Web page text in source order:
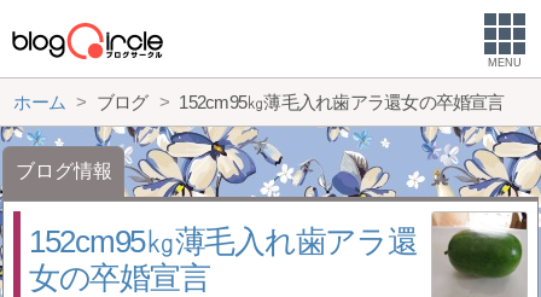
MENU
ホーム ブログ 152cm95㎏薄毛入れ歯アラ還女の卒婚宣言
ブログ情報
152cm95㎏薄毛入れ歯アラ還
女の卒婚宣言